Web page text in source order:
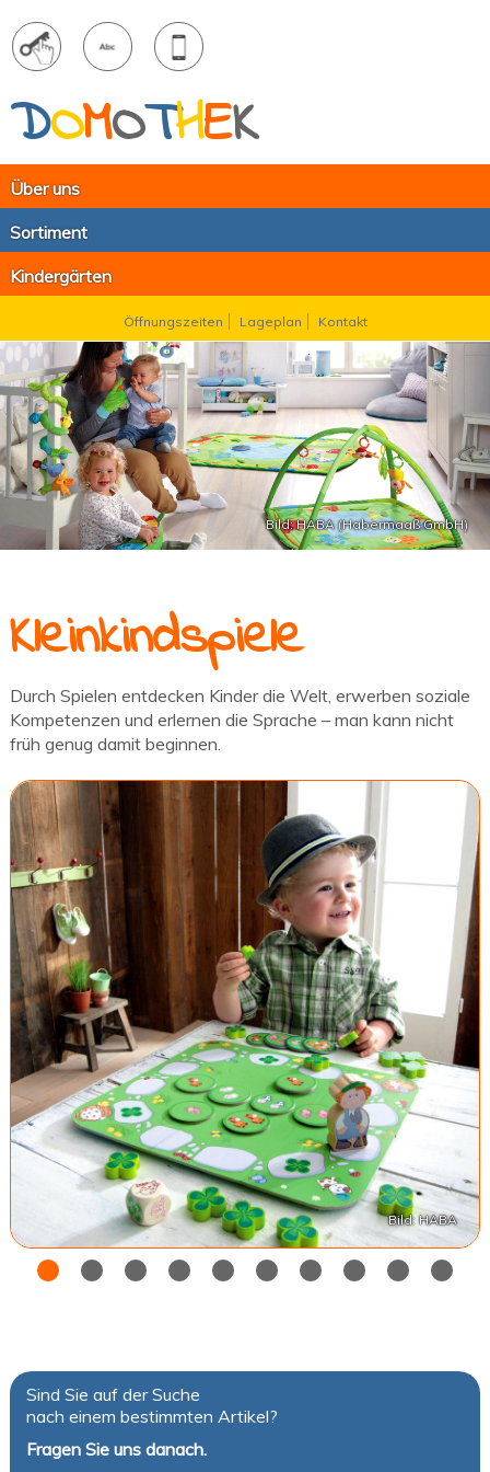
DOMOTHEK
Über uns
Sortiment
Kindergärten
Öffnungszeiten Lageplan Kontakt
Bild: HABA (Habermaaß GmbH)
Kleinkindspiele
Durch Spielen entdecken Kinder die Welt, erwerben soziale
Kompetenzen und erlernen die Sprache – man kann nicht
früh genug damit beginnen.
Bild: HABA
Sind Sie auf der Suche
nach einem bestimmten Artikel?
Fragen Sie uns danach.